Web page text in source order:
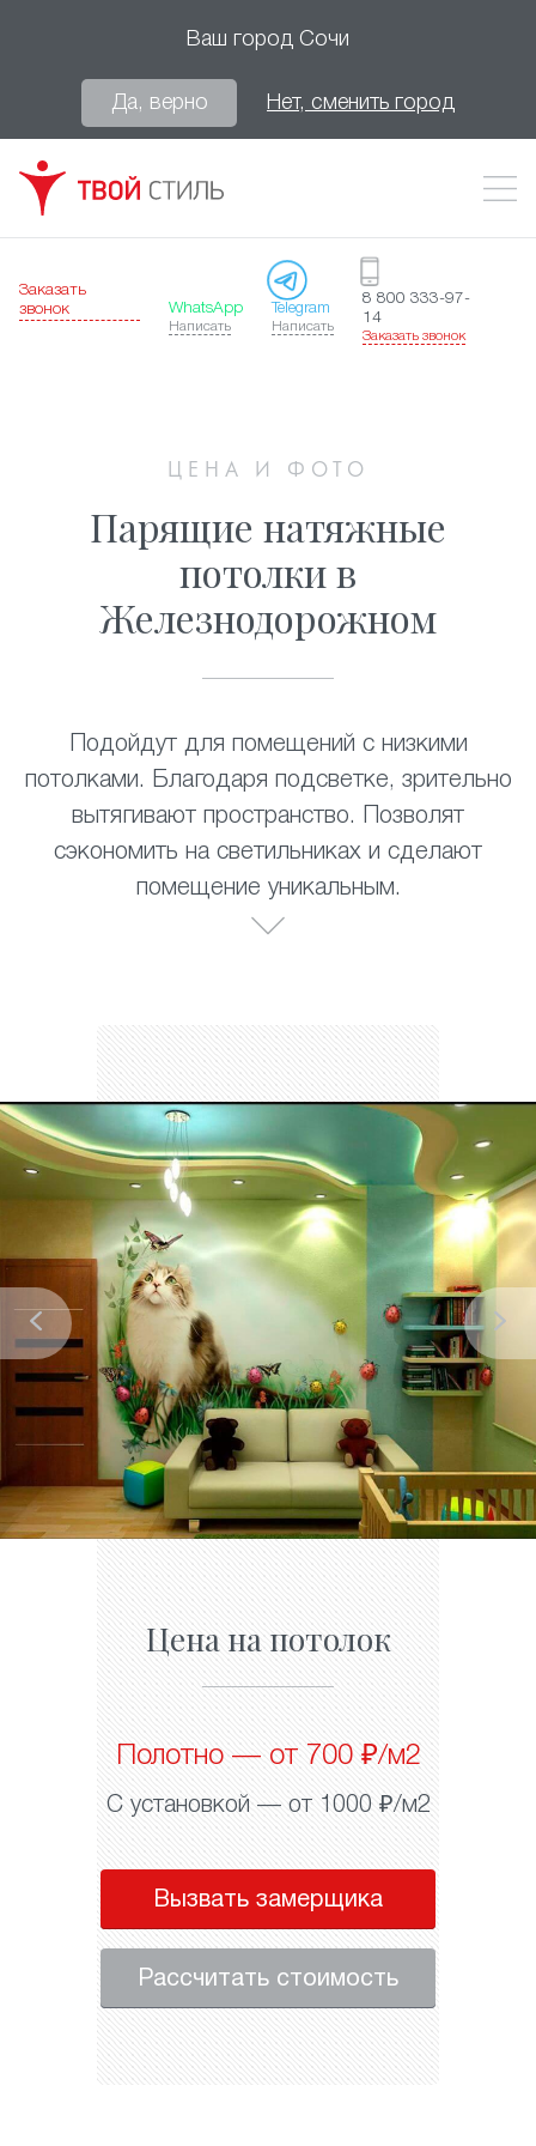
Ваш город Сочи
Да, верно Нет, сменить город
Заказать
звонок
WhatsApp
Написать
Telegram
Написать
8 800 333-97-
14
Заказать звонок
ЦЕНА И ФОТО
Парящие натяжные
потолки в
Железнодорожном
Подойдут для помещений с низкими
потолками. Благодаря подсветке, зрительно
вытягивают пространство. Позволят
сэкономить на светильниках и сделают
помещение уникальным.
Цена на потолок
Полотно — от 700 ₽/м2
С установкой — от 1000 ₽/м2
Вызвать замерщика
Рассчитать стоимость